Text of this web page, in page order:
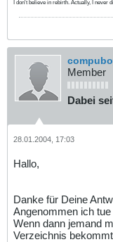
I don't believe in rebirth. Actually, I never
Member
Dabei
28.01.2004, 17:03
Hallo,
Danke für Deine
Angenommen ich
Wenn dann jemand
Verzeichnis